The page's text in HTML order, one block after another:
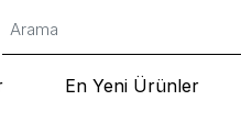
En Yeni Ürünler